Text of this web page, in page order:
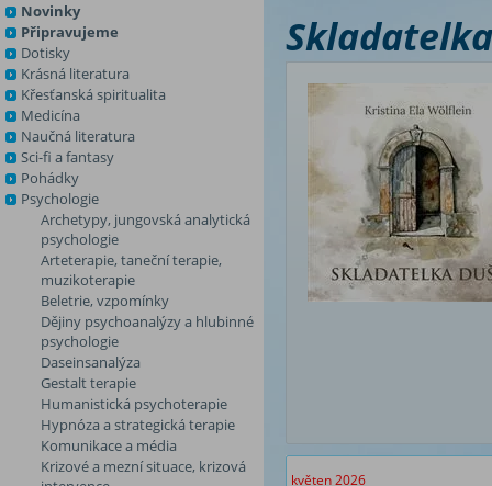
Novinky
Připravujeme
Dotisky
Krásná literatura
Křesťanská spiritualita
Medicína
Naučná literatura
Sci-fi a fantasy
Pohádky
Psychologie
Archetypy, jungovská analytická
psychologie
Arteterapie, taneční terapie,
muzikoterapie
Beletrie, vzpomínky
Dějiny psychoanalýzy a hlubinné
psychologie
Daseinsanalýza
Gestalt terapie
Humanistická psychoterapie
Hypnóza a strategická terapie
Komunikace a média
Krizové a mezní situace, krizová
květen 2026